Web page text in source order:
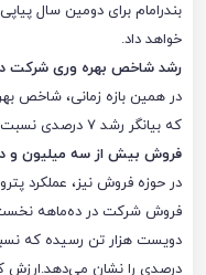
بندرامام برای دومین سال
خواهد داد.
رشد شاخص بهره وری شرکت در
که بیانگر رشد ۷ درصدی نسبت به مدت مشابه سال گذشته است.
فروش بیش از سه میلیون و
در حوزه فروش نیز، عملکرد